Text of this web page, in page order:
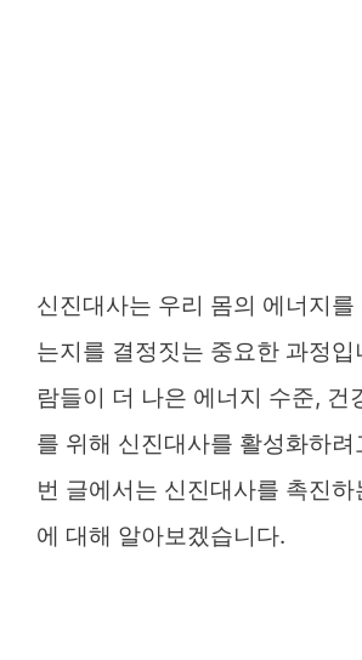
신진대사는 우리 몸의 에너지
는지를 결정짓는 중요한 과정
람들이 더 나은 에너지 수준, 건
를 위해 신진대사를 활성화하려
번 글에서는 신진대사를 촉진하
에 대해 알아보겠습니다.